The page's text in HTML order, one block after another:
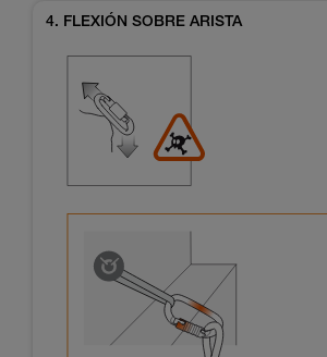
4. FLEXIÓN SOBRE ARISTA